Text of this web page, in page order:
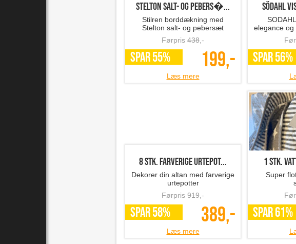
Stelton salt- og pebers�...
Stilren borddækning med
Stelton salt- og pebersæt
Førpris 438 ,-
SPAR 55% 199,-
Læs mere
SÖDAHL
elegance
SPAR 56%
8 stk. farverige urtepot...
Dekorer din altan med farverige
urtepotter
Førpris 919 ,-
SPAR 58% 389,-
Læs mere
1 stk.
Super
SPAR 61%